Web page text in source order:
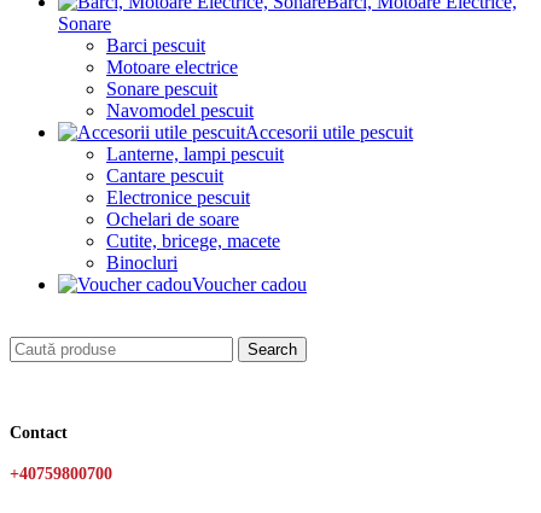
Sonare
Barci pescuit
Motoare electrice
Sonare pescuit
Navomodel pescuit
Accesorii utile pescuit
Lanterne, lampi pescuit
Cantare pescuit
Electronice pescuit
Ochelari de soare
Cutite, bricege, macete
Binocluri
Voucher cadou
Search
Contact
+40759800700